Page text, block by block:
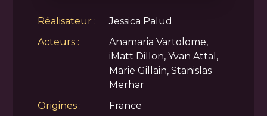
Réalisateur :
Jessica Palud
Acteurs :
Anamaria Vartolome,
iMatt Dillon, Yvan Attal,
Marie Gillain, Stanislas
Merhar
Origines :
France